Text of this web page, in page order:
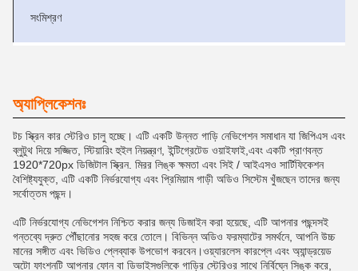
সংমিশ্রণ
অ্যাপ্লিকেশনঃ
টচ স্ক্রিন কার স্টেরিও চালু হচ্ছে। এটি একটি উন্নত গাড়ি নেভিগেশন সমাধান যা জিপিএস এবং
ব্লুটুথ দিয়ে সজ্জিত, স্টিয়ারিং হুইল নিয়ন্ত্রণ, ইন্টিগ্রেটেড ওয়াইফাই,এবং একটি প্রাণবন্ত
1920*720px ডিজিটাল স্ক্রিন. মিরর লিঙ্ক ক্ষমতা এবং সিই / আইএসও সার্টিফিকেশন
বৈশিষ্ট্যযুক্ত, এটি একটি নির্ভরযোগ্য এবং প্রিমিয়াম গাড়ী অডিও সিস্টেম খুঁজছেন তাদের জন্য
সর্বোত্তম পছন্দ।
এটি নির্ভরযোগ্য নেভিগেশন নিশ্চিত করার জন্য ডিজাইন করা হয়েছে, এটি আপনার পছন্দসই
গন্তব্যে দ্রুত পৌঁছানোর সহজ করে তোলে। বিভিন্ন অডিও ফরম্যাটের সমর্থনে, আপনি উচ্চ
মানের সঙ্গীত এবং ভিডিও প্লেব্যাক উপভোগ করবেন।ওয়্যারলেস কারপ্লে এবং অ্যান্ড্রয়েড
অটো ফাংশনটি আপনার ফোন বা ডিভাইসগুলিকে গাড়ির স্টেরিওর সাথে নির্বিঘ্নে সিঙ্ক করে,